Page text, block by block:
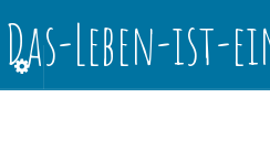
Das-Leben-ist-